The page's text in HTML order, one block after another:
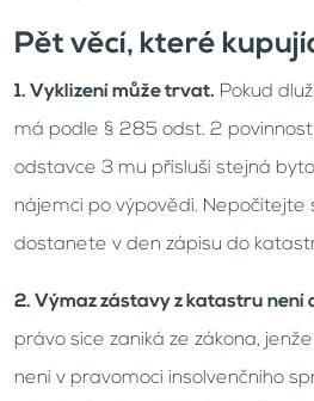
Pět věcí, které
1. Vyklizení může trvat. Pokud
má podle § 285 odst. 2
odstavce 3 mu přísluší stejná
nájemci po výpovědi. Nepočítejte
dostanete v den zápisu do
2. Výmaz zástavy z katastru není
právo sice zaniká ze zákona,
není v pravomoci insolvenčního